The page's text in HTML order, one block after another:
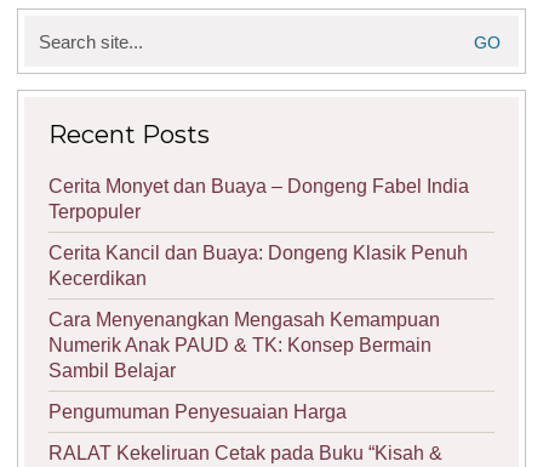
for:
Recent Posts
Cerita Monyet dan Buaya – Dongeng Fabel India
Terpopuler
Cerita Kancil dan Buaya: Dongeng Klasik Penuh
Kecerdikan
Cara Menyenangkan Mengasah Kemampuan
Numerik Anak PAUD & TK: Konsep Bermain
Sambil Belajar
Pengumuman Penyesuaian Harga
RALAT Kekeliruan Cetak pada Buku “Kisah &